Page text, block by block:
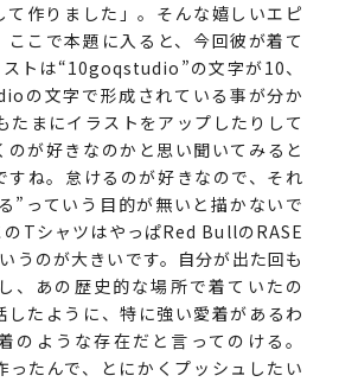
て作りました」。そんな嬉しいエピ
ここで本題に入ると、今回彼が着て
トは“10goqstudio”の文字が10、
の文字で形成されている事が分か
まにイラストをアップしたりして
のが好きなのかと思い聞いてみると
すね。怠けるのが好きなので、それ
”っていう目的が無いと描かないで
TシャツはやっぱRed BullのRASE
うのが大きいです。自分が出た回も
、あの歴史的な場所で着ていたの
したように、特に強い愛着があるわ
のような存在だと言ってのける。
ったんで、とにかくプッシュしたい